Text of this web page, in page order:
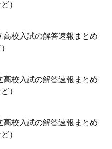
）
高校入試の解答速報まとめ
高校入試の解答速報まとめ
）
高校入試の解答速報まとめ
）